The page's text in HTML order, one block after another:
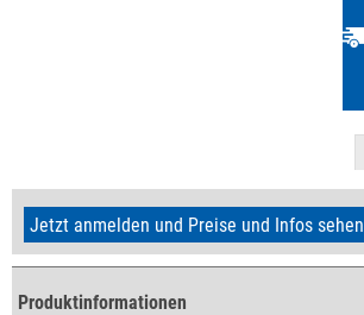
Jetzt anmelden und Preise und Infos sehen
Produktinformationen